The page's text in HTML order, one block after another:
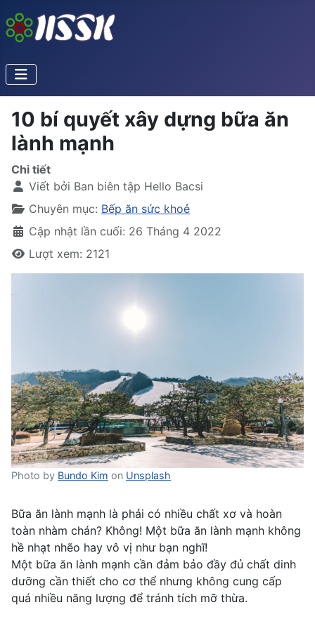
10 bí quyết xây dựng bữa ăn
lành mạnh
Chi tiết
Viết bởi Ban biên tập Hello Bacsi
Chuyên mục: Bếp ăn sức khoẻ
Cập nhật lần cuối: 26 Tháng 4 2022
Lượt xem: 2121
Photo by Bundo Kim on Unsplash
Bữa ăn lành mạnh là phải có nhiều chất xơ và hoàn
toàn nhàm chán? Không! Một bữa ăn lành mạnh không
hề nhạt nhẽo hay vô vị như bạn nghĩ!
Một bữa ăn lành mạnh cần đảm bảo đầy đủ chất dinh
dưỡng cần thiết cho cơ thể nhưng không cung cấp
quá nhiều năng lượng để tránh tích mỡ thừa.